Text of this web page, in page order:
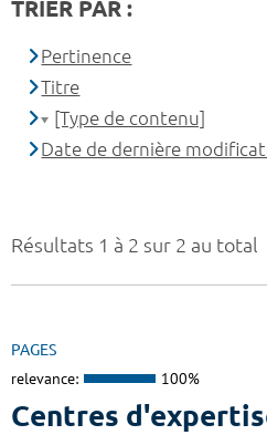
Résultats 1 à 2 sur 2 au total
PAGES
relevance: 100%
Centres
TRIER PAR :
Pertinence
Titre
[Type de contenu]
Date de dernière